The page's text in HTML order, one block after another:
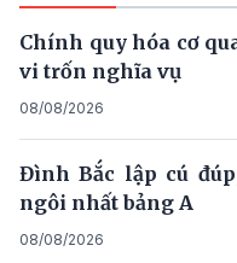
Chính quy hóa cơ
vi trốn nghĩa vụ
08/08/2026
Đình Bắc lập cú
ngôi nhất bảng A
08/08/2026